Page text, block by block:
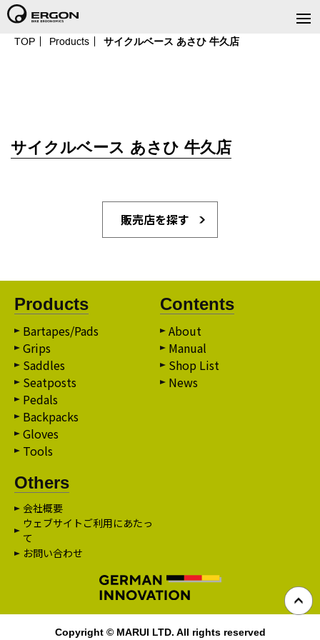
TOP Products サイクルベース あさひ 牛久店
サイクルベース あさひ 牛久店
販売店を探す
Products
Bartapes/Pads
Grips
Saddles
Seatposts
Pedals
Backpacks
Gloves
Tools
Contents
About
Manual
Shop List
News
Others
会社概要
ウェブサイトご利用にあたっ
て
お問い合わせ
Copyright © MARUI LTD. All rights reserved